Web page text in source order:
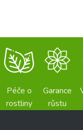
Péče o
rostliny
Garance
růstu